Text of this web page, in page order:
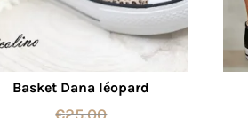
Basket Dana léopard